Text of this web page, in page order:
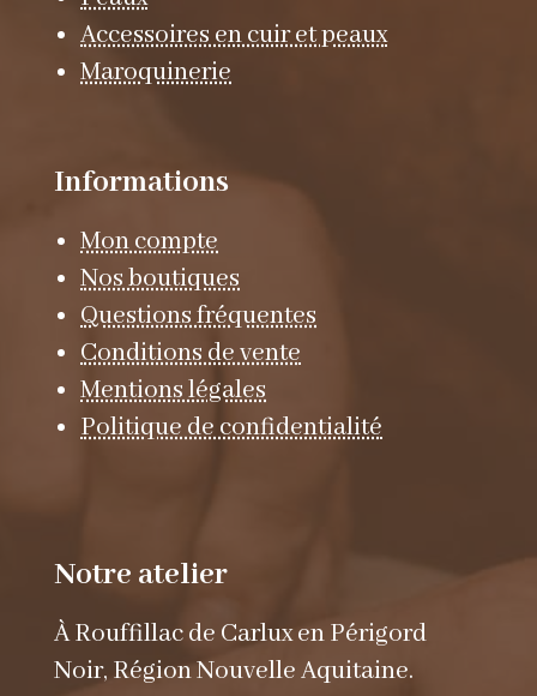
Accessoires en cuir et peaux
Maroquinerie
Informations
Mon compte
Nos boutiques
Questions fréquentes
Conditions de vente
Mentions légales
Politique de confidentialité
Notre atelier
À Rouffillac de Carlux en Périgord
Noir, Région Nouvelle Aquitaine.